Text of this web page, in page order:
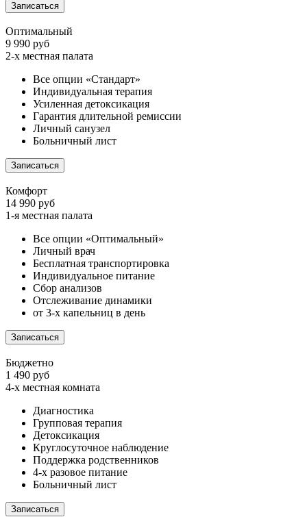
Записаться
Оптимальный
9 990 руб
2-х местная палата
Все опции «Стандарт»
Индивидуальная терапия
Усиленная детоксикация
Гарантия длительной ремиссии
Личный санузел
Больничный лист
Записаться
Комфорт
14 990 руб
1-я местная палата
Все опции «Оптимальный»
Личный врач
Бесплатная транспортировка
Индивидуальное питание
Сбор анализов
Отслеживание динамики
от 3-х капельниц в день
Записаться
Бюджетно
1 490 руб
4-х местная комната
Диагностика
Групповая терапия
Детоксикация
Круглосуточное наблюдение
Поддержка родственников
4-х разовое питание
Больничный лист
Записаться